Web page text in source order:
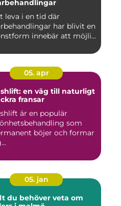
leva i en tid där
har blivit en
innebär att möjli...
05. apr
en väg till naturligt
fransar
är en populär
som
böjer och formar
05. jan
du behöver veta om